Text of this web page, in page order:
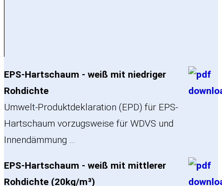
EPS-Hartschaum - weiß mit niedriger
Rohdichte
Umwelt-Produktdeklaration (EPD) für EPS-
Hartschaum vorzugsweise für WDVS und
Innendämmung ...
EPS-Hartschaum - weiß mit mittlerer
Rohdichte (20kg/m³)